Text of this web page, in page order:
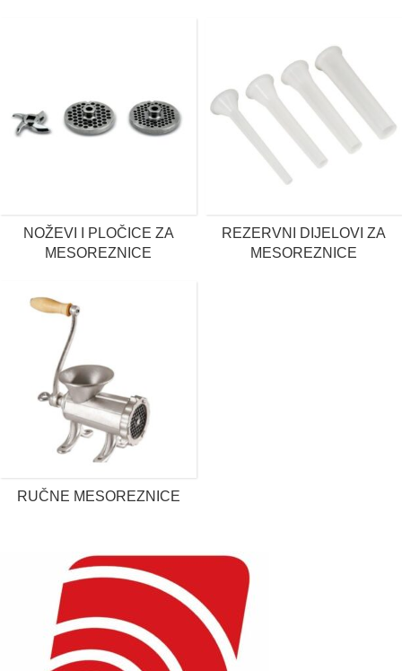
NOŽEVI I PLOČICE ZA
MESOREZNICE
REZERVNI DIJELOVI ZA
MESOREZNICE
RUČNE MESOREZNICE